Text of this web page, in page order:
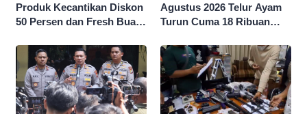
Produk Kecantikan Diskon
50 Persen dan Fresh Buah
Agustus 2026 Telur Ayam
Turun Cuma 18 Ribuan
Persen